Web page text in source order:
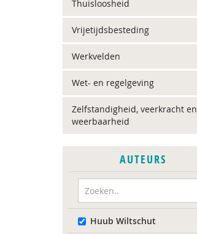
Thuisloosheid
Vrijetijdsbesteding
Werkvelden
Wet- en regelgeving
Zelfstandigheid, veerkracht en
weerbaarheid
AUTEURS
Huub Wiltschut